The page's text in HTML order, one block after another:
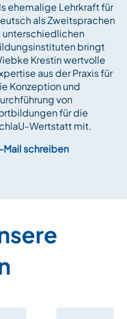
ehemalige Lehrkraft für
als Zweitsprachen
unterschiedlichen
bringt
Krestin wertvolle
aus der Praxis für
Konzeption und
von
für die
Wertstatt mit.
Mail schreiben